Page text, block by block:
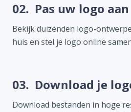
02. Pas uw logo aan
Bekijk duizenden logo-
huis en stel je logo online
03. Download je
Download bestanden in hoge